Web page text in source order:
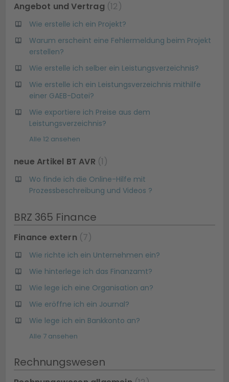
Angebot und Vertrag 12
Wie erstelle ich ein Projekt?
Warum erscheint eine Fehlermeldung beim Projekt
erstellen?
Wie erstelle ich selber ein Leistungsverzeichnis?
Wie erstelle ich ein Leistungsverzeichnis mithilfe
einer GAEB-Datei?
Wie exportiere ich Preise aus dem
Leistungsverzeichnis?
Alle 12 ansehen
neue Artikel BT AVR 1
Wo finde ich die Online-Hilfe mit
Prozessbeschreibung und Videos ?
BRZ 365 Finance
Finance extern 7
Wie richte ich ein Unternehmen ein?
Wie hinterlege ich das Finanzamt?
Wie lege ich eine Organisation an?
Wie eröffne ich ein Journal?
Wie lege ich ein Bankkonto an?
Alle 7 ansehen
Rechnungswesen